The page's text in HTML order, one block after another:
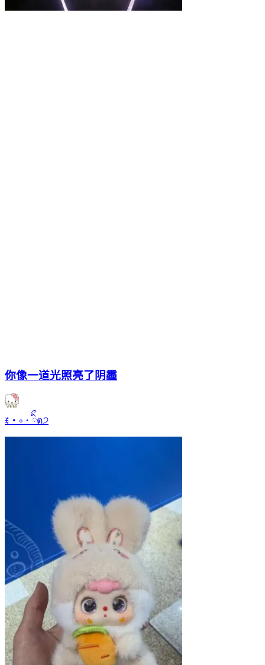
你像一道光照亮了阴霾
ꉂ ･ ༚ ･ ིྀต੭